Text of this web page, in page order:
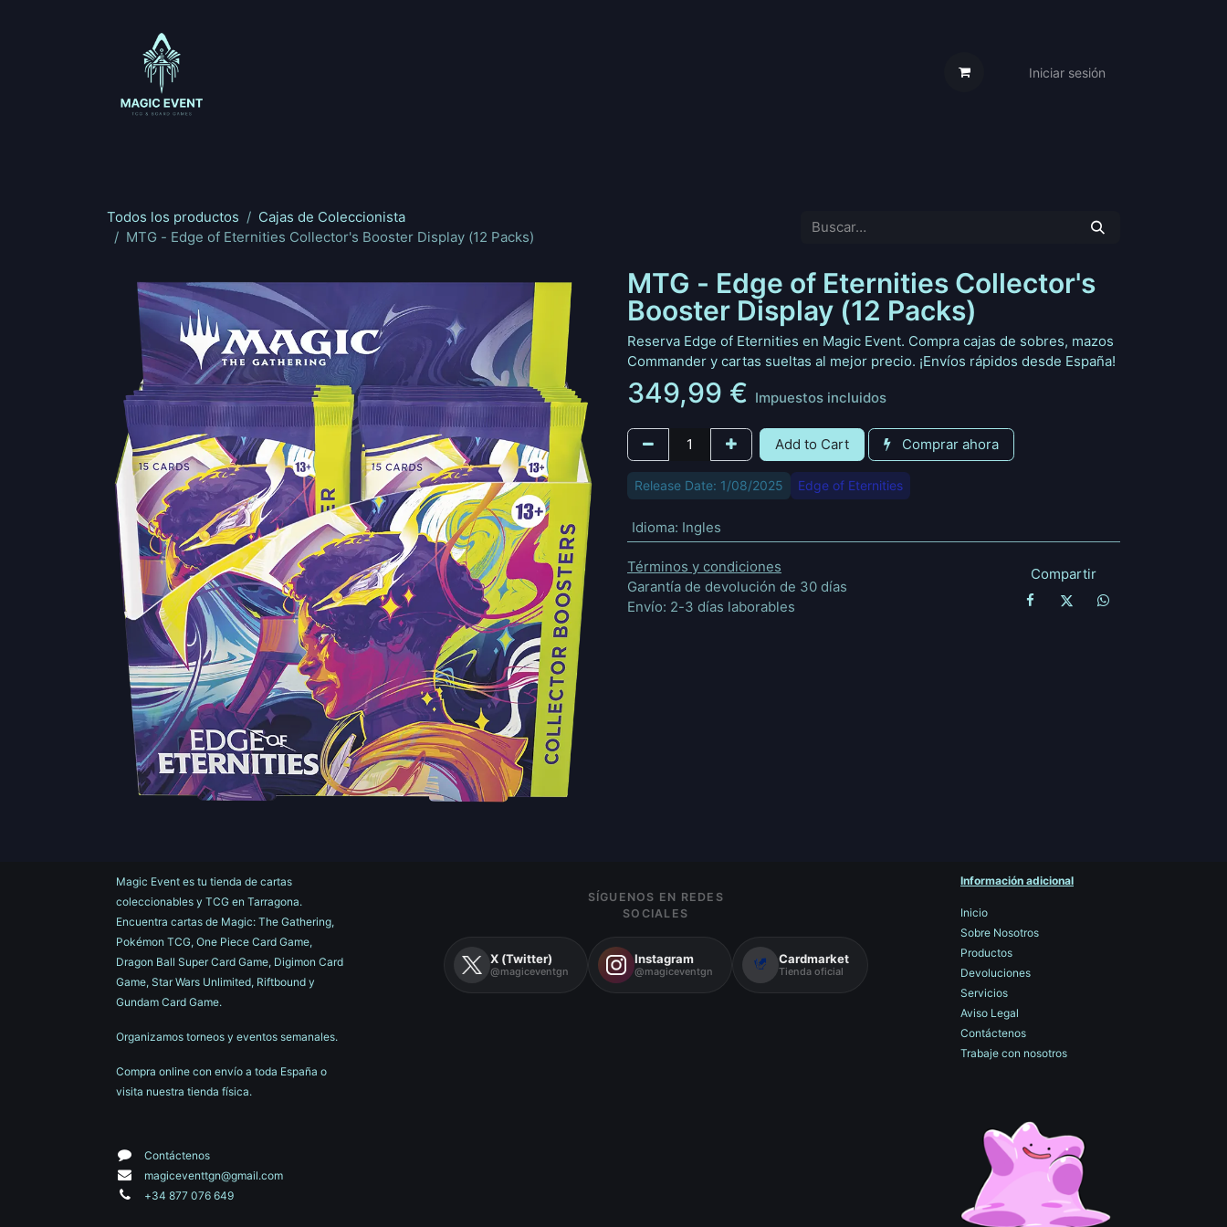
Iniciar sesión
Todos los productos
Cajas de Coleccionista
MTG - Edge of Eternities Collector's Booster Display (12 Packs)
MTG - Edge of Eternities Collector's
Booster Display (12 Packs)
Reserva Edge of Eternities en Magic Event. Compra cajas de sobres, mazos
Commander y cartas sueltas al mejor precio. ¡Envíos rápidos desde España!
349,99 € Impuestos incluidos
Add to Cart Comprar ahora
Release Date: 1/08/2025 Edge of Eternities
Idioma: Ingles
Términos y condiciones
Garantía de devolución de 30 días
Envío: 2-3 días laborables
Compartir
Magic Event es tu tienda de cartas
coleccionables y TCG en Tarragona.
Encuentra cartas de Magic: The Gathering,
Pokémon TCG, One Piece Card Game,
Dragon Ball Super Card Game, Digimon Card
Game, Star Wars Unlimited, Riftbound y
Gundam Card Game.
Organizamos torneos y eventos semanales.
Compra online con envío a toda España o
visita nuestra tienda física.
Contáctenos
magiceventtgn@gmail.com
+34 877 076 649
SÍGUENOS EN REDES
SOCIALES
X (Twitter)
@magiceventgn
Instagram
@magiceventgn
Cardmarket
Tienda oficial
Información adicional
Inicio
Sobre Nosotros
Productos
Devoluciones
Servicios
Aviso Legal
Contáctenos
Trabaje con nosotros